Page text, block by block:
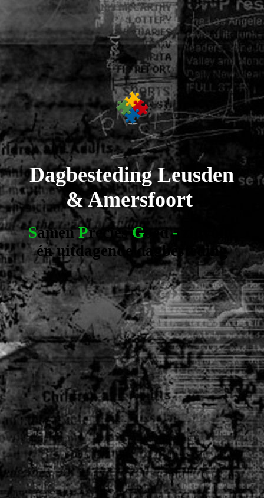
Dagbesteding Leusden
& Amersfoort
SamenPrecies Goed -
én uitdagende dagbesteding